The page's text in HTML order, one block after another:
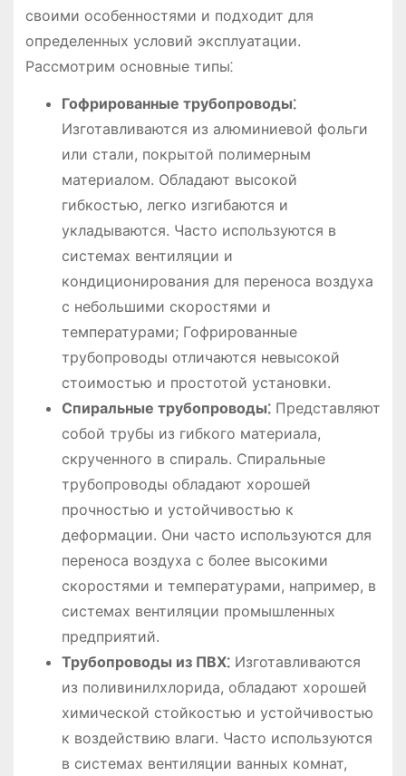
своими особенностями и подходит для
определенных условий эксплуатации.
Рассмотрим основные типы⁚
Гофрированные трубопроводы⁚
Изготавливаются из алюминиевой фольги
или стали, покрытой полимерным
материалом. Обладают высокой
гибкостью, легко изгибаются и
укладываются. Часто используются в
системах вентиляции и
кондиционирования для переноса воздуха
с небольшими скоростями и
температурами; Гофрированные
трубопроводы отличаются невысокой
стоимостью и простотой установки.
Спиральные трубопроводы⁚Представляют
собой трубы из гибкого материала,
скрученного в спираль. Спиральные
трубопроводы обладают хорошей
прочностью и устойчивостью к
деформации. Они часто используются для
переноса воздуха с более высокими
скоростями и температурами, например, в
системах вентиляции промышленных
предприятий.
Трубопроводы из ПВХ⁚Изготавливаются
из поливинилхлорида, обладают хорошей
химической стойкостью и устойчивостью
к воздействию влаги. Часто используются
в системах вентиляции ванных комнат,